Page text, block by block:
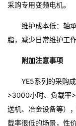
采购专用变频电机。
维护成本低：轴
脂，减少日常维护工作
附加注意事项
YE5系列的采购
>3000小时、负载率
送机、冶金设备等）
载率很低的场景，性